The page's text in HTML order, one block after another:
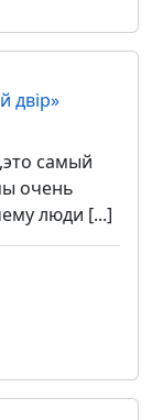
двір»
самый
очень
люди [...]